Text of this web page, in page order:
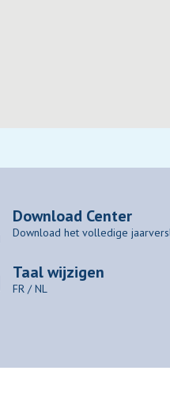
Download Center
Download het volledige
Taal wijzigen
FR /NL